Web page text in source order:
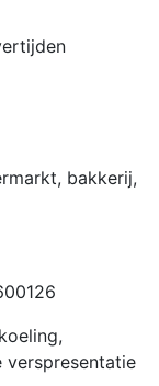
bakkerij,
verspresentatie